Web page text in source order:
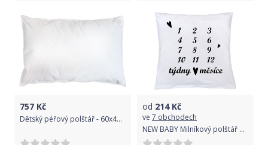
757 Kč
Dětský péřový polštář - 60x40cm
od 214Kč
ve 7 obchodech
NEW BABY Milníkový polštář New Baby s potiskem 40x40 cm